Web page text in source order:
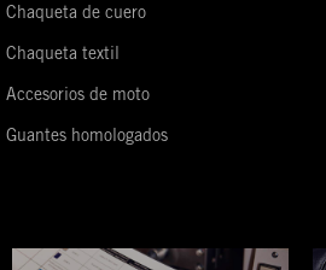
Chaqueta de cuero
Chaqueta textil
Accesorios de moto
Guantes homologados